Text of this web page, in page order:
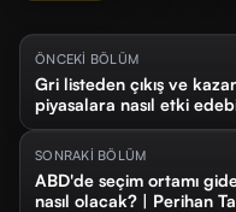
ÖNCEKİ BÖLÜM
Gri listeden çıkış ve
piyasalara nasıl etki
Kahve ve Borsa #86
SONRAKİ BÖLÜM
ABD'de seçim ortamı
nasıl olacak? | Perihan